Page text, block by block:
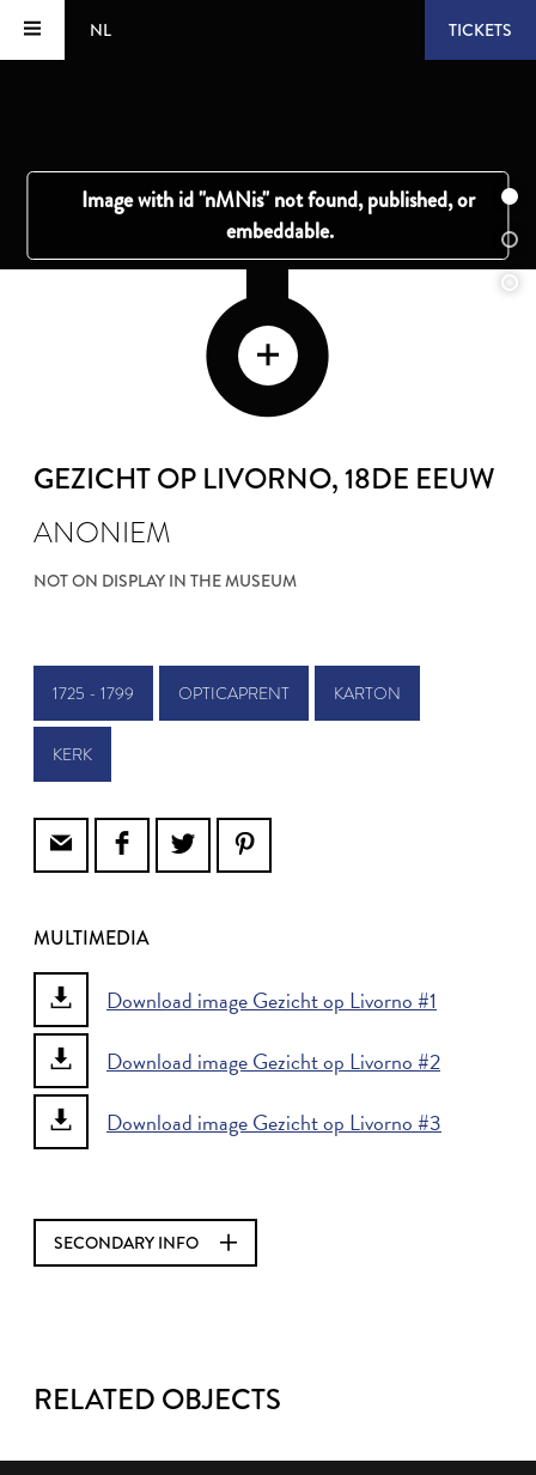
NL TICKETS
GEZICHT OP LIVORNO, 18DE EEUW
ANONIEM
NOT ON DISPLAY IN THE MUSEUM
1725 - 1799 OPTICAPRENT KARTON
KERK
MULTIMEDIA
Download image Gezicht op Livorno #1
Download image Gezicht op Livorno #2
Download image Gezicht op Livorno #3
SECONDARY INFO
RELATED OBJECTS